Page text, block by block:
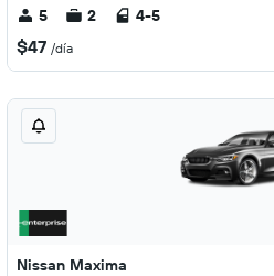
5 2 4-5
$47 /día
Nissan Maxima